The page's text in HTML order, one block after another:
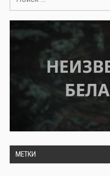
для:
МЕТКИ